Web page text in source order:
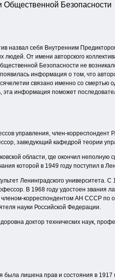
Общественной Безопасности
назвал себя Внутренним
людей. От имени авторского
Безопасности не
информация о том, что
связано именно со смертью
информация поможет
управления, член-
заведующий кафедрой теории
области, где окончил неполную
которой в 1949 году поступил в
Ленинградского университета.
В 1968 году удостоен звания
членом-корреспондентом АН СССР по
науки Российской Федерации.
доктор технических наук,
была лишена прав и состояния в